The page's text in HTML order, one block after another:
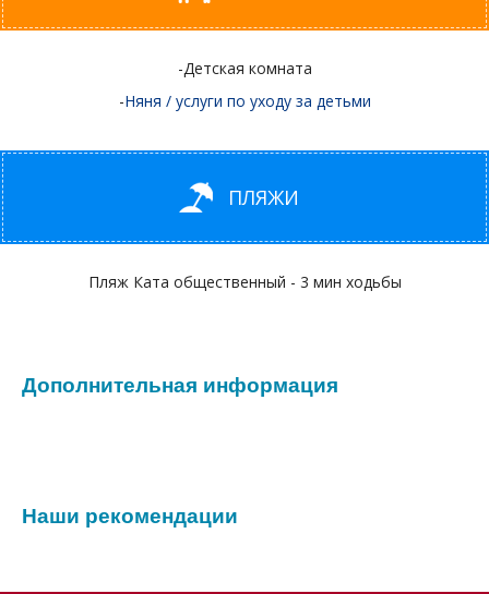
-Детская комната
-Няня / услуги по уходу за детьми
ПЛЯЖИ
Пляж Ката общественный - 3 мин ходьбы
Дополнительная информация
Наши рекомендации